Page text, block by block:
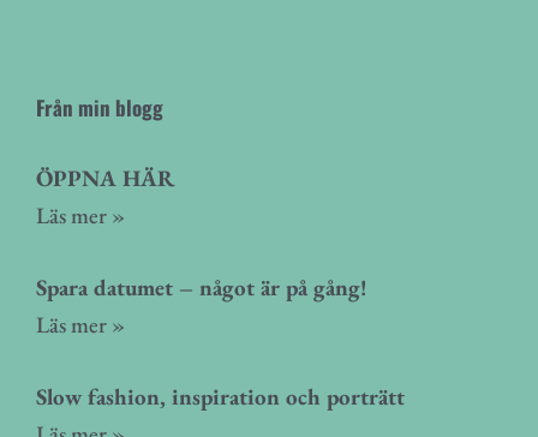
Från min blogg
ÖPPNA HÄR
Läs mer »
Spara datumet – något är på gång!
Läs mer »
Slow fashion, inspiration och porträtt